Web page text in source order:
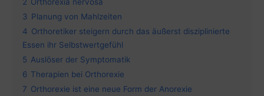
3 Planung von Mahlzeiten
4 Orthoretiker steigern durch das äußerst disziplinierte
Essen ihr Selbstwertgefühl
5 Auslöser der Symptomatik
6 Therapien bei Orthorexie
7 Orthorexie ist eine neue Form der Anorexie